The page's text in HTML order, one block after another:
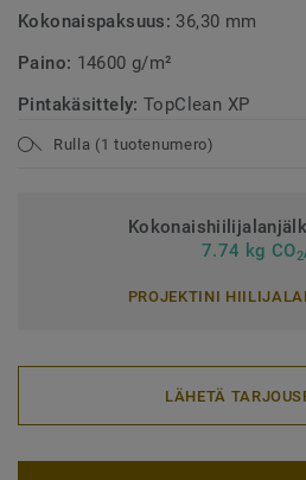
Kokonaispaksuus: 36,30 mm
Paino: 14600 g/m²
Pintakäsittely:TopClean XP
Rulla (1 tuotenumero)
7.74 kg CO2
PROJEKTINI
LÄHETÄ